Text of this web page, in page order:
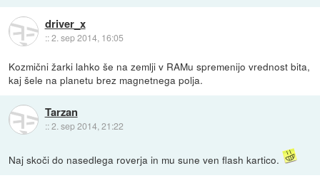
driver_x
::2. sep 2014, 16:05
Kozmični žarki lahko še na zemlji v RAMu spremenijo vrednost bita,
kaj šele na planetu brez magnetnega polja.
Tarzan
::2. sep 2014, 21:22
Naj skoči do nasedlega roverja in mu sune ven flash kartico.